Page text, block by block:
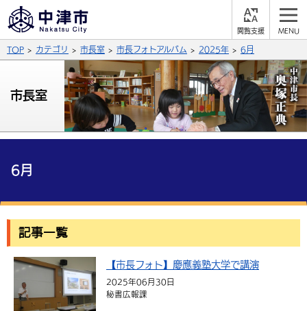
支
よみあげる
背景色
青
文字の大きさ
拡大 標準 縮小
英語（English） 中国語（簡体字）
中国語（繁体字）
サイト内検索
くらしの情報
届出・登録・証明
福祉・介護 健康・予防
税金
事業者の方へ
入札・契約 産業・雇用
農林水産業
子育て・教育
施設情報
観光・移住
TOP カテゴリ 市長室 市長フォトアルバム 2025年 6月
市長室
6月
記事一覧
【市長フォト】慶應義塾大学で講演
2025年06月30日
秘書広報課